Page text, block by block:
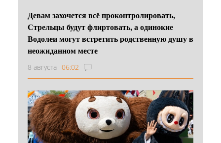
Девам захочется всё проконтролировать,
Стрельцы будут флиртовать, а одинокие
Водолеи могут встретить родственную душу в
неожиданном месте
8 августа 06:02